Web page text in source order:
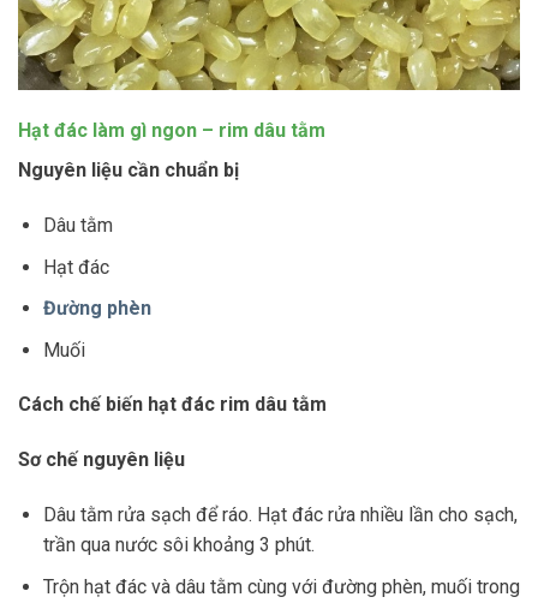
Hạt đác làm gì ngon – rim dâu tằm
Nguyên liệu cần chuẩn bị
Dâu tằm
Hạt đác
Đường phèn
Muối
Cách chế biến hạt đác rim dâu tằm
Sơ chế nguyên liệu
Dâu tằm rửa sạch để ráo. Hạt đác rửa nhiều lần cho sạch,
trần qua nước sôi khoảng 3 phút.
Trộn hạt đác và dâu tằm cùng với đường phèn, muối trong